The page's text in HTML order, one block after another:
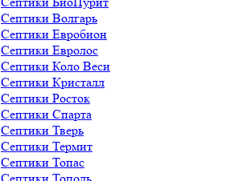
Септики Волгарь
Септики Евробион
Септики Евролос
Септики Коло Веси
Септики Кристалл
Септики Росток
Септики Спарта
Септики Тверь
Септики Термит
Септики Топас